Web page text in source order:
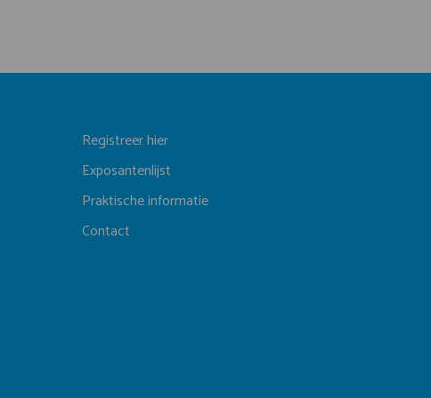
Registreer hier
Exposantenlijst
Praktische informatie
Contact